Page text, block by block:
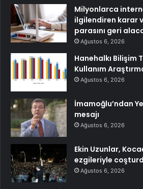
Milyonlarca
ilgilendiren karar
parasını geri
Ağustos 6, 2026
Hanehalkı Bilişim
Kullanım
Ağustos 6, 2026
İmamoğlu’ndan
mesajı
Ağustos 6, 2026
Ekin Uzunlar,
ezgileriyle
Ağustos 6, 2026